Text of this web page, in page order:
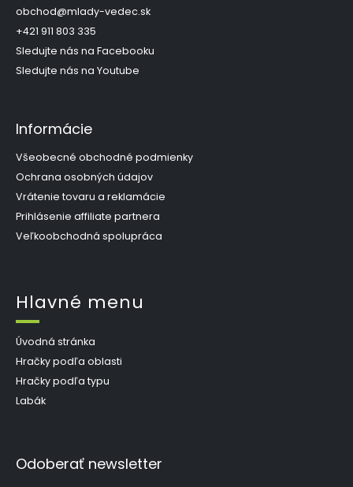
obchod@mlady-vedec.sk
+421 911 803 335
Sledujte nás na Facebooku
Sledujte nás na Youtube
Informácie
Všeobecné obchodné podmienky
Ochrana osobných údajov
Vrátenie tovaru a reklamácie
Prihlásenie affiliate partnera
Veľkoobchodná spolupráca
Hlavné menu
Úvodná stránka
Hračky podľa oblasti
Hračky podľa typu
Labák
Odoberať newsletter